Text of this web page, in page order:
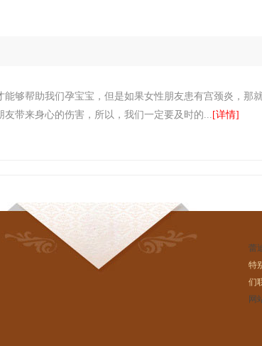
够帮助我们孕宝宝，但是如果女性朋友患有宫颈炎，那
带来身心的伤害，所以，我们一定要及时的... [详情]
蕾
特
们
网